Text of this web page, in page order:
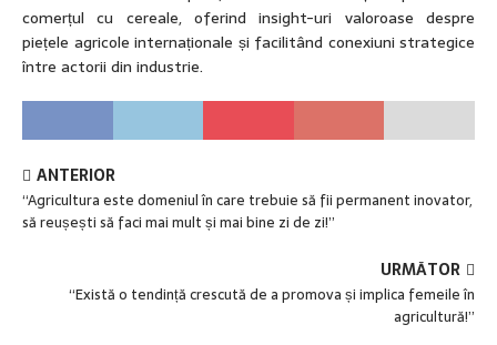
comerțul cu cereale, oferind insight-uri valoroase despre
piețele agricole internaționale și facilitând conexiuni strategice
între actorii din industrie.
ANTERIOR
“Agricultura este domeniul în care trebuie să fii permanent inovator,
să reușești să faci mai mult și mai bine zi de zi!”
URMĂTOR
“Există o tendință crescută de a promova și implica femeile în
agricultură!”